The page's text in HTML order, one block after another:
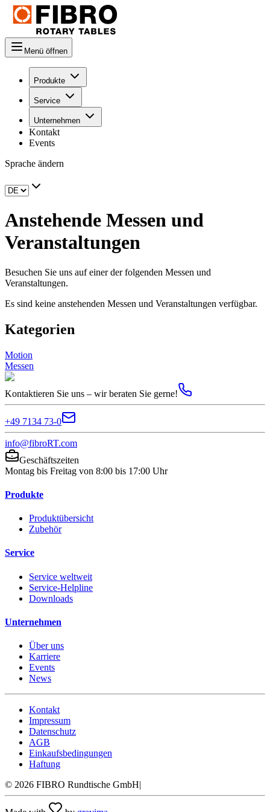
Menü öffnen
Produkte
Service
Unternehmen
Kontakt
Events
Sprache ändern
Anstehende Messen und
Veranstaltungen
Besuchen Sie uns auf einer der folgenden Messen und
Veranstaltungen.
Es sind keine anstehenden Messen und Veranstaltungen verfügbar.
Kategorien
Motion
Messen
Kontaktieren Sie uns – wir beraten Sie gerne!
+49 7134 73-0
info@fibroRT.com
Geschäftszeiten
Montag bis Freitag von 8:00 bis 17:00 Uhr
Produkte
Produktübersicht
Zubehör
Service
Service weltweit
Service-Helpline
Downloads
Unternehmen
Über uns
Karriere
Events
News
Kontakt
Impressum
Datenschutz
AGB
Einkaufsbedingungen
Haftung
© 2026 FIBRO Rundtische GmbH|